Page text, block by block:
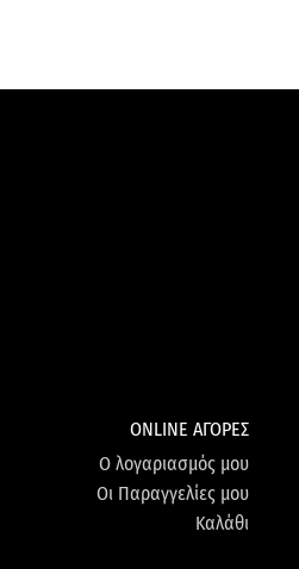
ONLINE ΑΓΟΡΕΣ
Ο λογαριασμός μου
Οι Παραγγελίες μου
Καλάθι